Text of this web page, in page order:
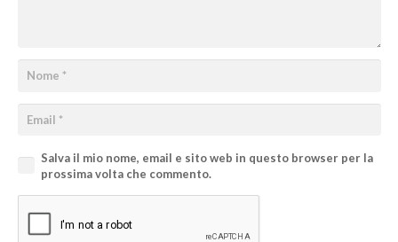
Salva il mio nome, email e sito web in questo browser per la
prossima volta che commento.